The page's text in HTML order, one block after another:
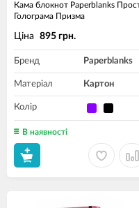
Кама блокнот Paperblanks
Голограма Призма
Ціна 895 грн.
Бренд Paperblanks
Матеріал Картон
Колір
В наявності